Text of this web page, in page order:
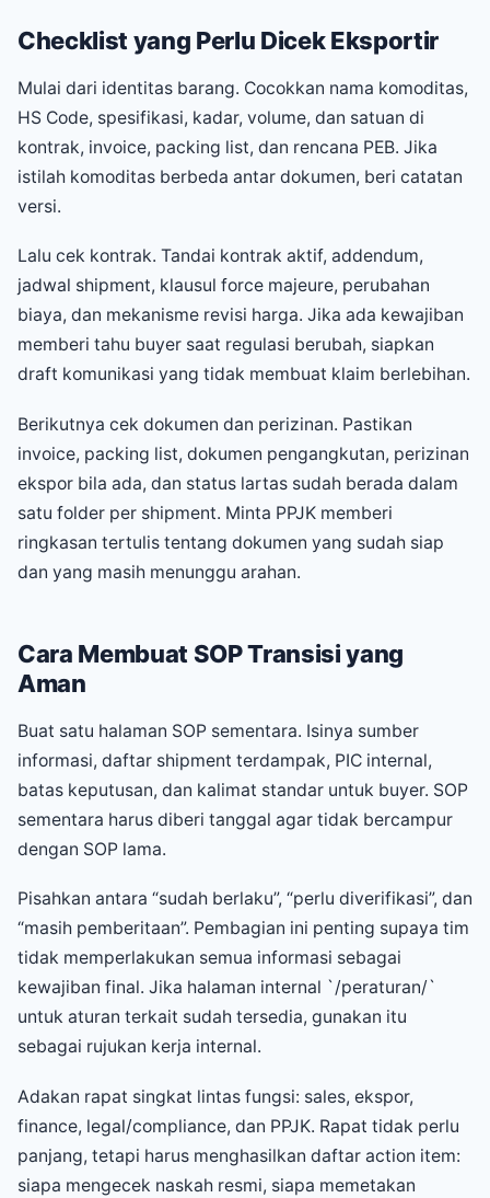
Checklist yang Perlu Dicek Eksportir
Mulai dari identitas barang. Cocokkan nama komoditas,
HS Code, spesifikasi, kadar, volume, dan satuan di
kontrak, invoice, packing list, dan rencana PEB. Jika
istilah komoditas berbeda antar dokumen, beri catatan
versi.
Lalu cek kontrak. Tandai kontrak aktif, addendum,
jadwal shipment, klausul force majeure, perubahan
biaya, dan mekanisme revisi harga. Jika ada kewajiban
memberi tahu buyer saat regulasi berubah, siapkan
draft komunikasi yang tidak membuat klaim berlebihan.
Berikutnya cek dokumen dan perizinan. Pastikan
invoice, packing list, dokumen pengangkutan, perizinan
ekspor bila ada, dan status lartas sudah berada dalam
satu folder per shipment. Minta PPJK memberi
ringkasan tertulis tentang dokumen yang sudah siap
dan yang masih menunggu arahan.
Cara Membuat SOP Transisi yang
Aman
Buat satu halaman SOP sementara. Isinya sumber
informasi, daftar shipment terdampak, PIC internal,
batas keputusan, dan kalimat standar untuk buyer. SOP
sementara harus diberi tanggal agar tidak bercampur
dengan SOP lama.
Pisahkan antara “sudah berlaku”, “perlu diverifikasi”, dan
“masih pemberitaan”. Pembagian ini penting supaya tim
tidak memperlakukan semua informasi sebagai
kewajiban final. Jika halaman internal `/peraturan/`
untuk aturan terkait sudah tersedia, gunakan itu
sebagai rujukan kerja internal.
Adakan rapat singkat lintas fungsi: sales, ekspor,
finance, legal/compliance, dan PPJK. Rapat tidak perlu
panjang, tetapi harus menghasilkan daftar action item:
siapa mengecek naskah resmi, siapa memetakan